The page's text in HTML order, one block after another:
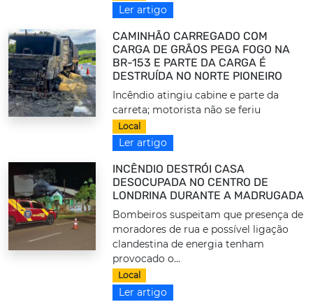
Ler artigo
CAMINHÃO CARREGADO COM
CARGA DE GRÃOS PEGA FOGO NA
BR-153 E PARTE DA CARGA É
DESTRUÍDA NO NORTE PIONEIRO
Incêndio atingiu cabine e parte da
carreta; motorista não se feriu
Local
Ler artigo
INCÊNDIO DESTRÓI CASA
DESOCUPADA NO CENTRO DE
LONDRINA DURANTE A MADRUGADA
Bombeiros suspeitam que presença de
moradores de rua e possível ligação
clandestina de energia tenham
provocado o...
Local
Ler artigo